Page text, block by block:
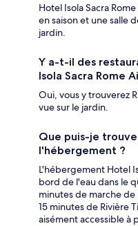
Hotel Isola Sacra
en saison et une salle
jardin.
Y a-t-il des
Isola Sacra Rome
Oui, vous y trouverez
vue sur le jardin.
Que puis-je
l'hébergement ?
L'hébergement Hotel
bord de l'eau dans le
minutes de marche
15 minutes de Rivière
aisément accessible